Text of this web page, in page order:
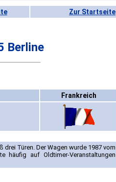
Zur Startseite
Berline
Frankreich
Türen. Der Wagen wurde 1987 vom
häufig auf Oldtimer-Veranstaltungen